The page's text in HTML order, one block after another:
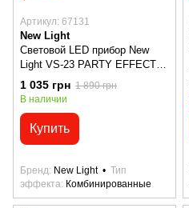
Артикул: 67131
New Light
Световой LED прибор New
Light VS-23 PARTY EFFECT
LIGHT
1 035 грн 1 890 грн
В наличии
Купить
Бренд New Light
Тип
эффекта Комбинированные